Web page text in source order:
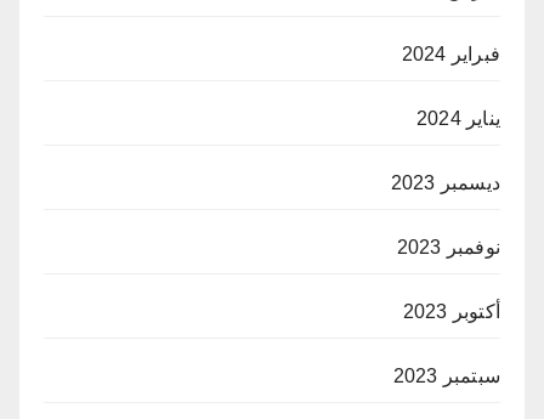
فبراير 2024
يناير 2024
ديسمبر 2023
نوفمبر 2023
أكتوبر 2023
سبتمبر 2023